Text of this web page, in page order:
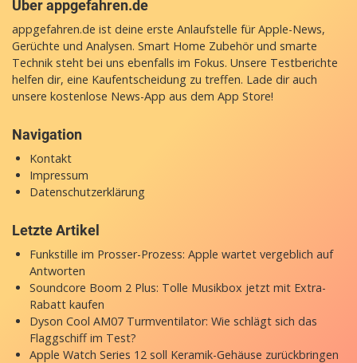
Über appgefahren.de
appgefahren.de ist deine erste Anlaufstelle für Apple-News,
Gerüchte und Analysen. Smart Home Zubehör und smarte
Technik steht bei uns ebenfalls im Fokus. Unsere Testberichte
helfen dir, eine Kaufentscheidung zu treffen. Lade dir auch
unsere kostenlose News-App aus dem App Store!
Navigation
Kontakt
Impressum
Datenschutzerklärung
Letzte Artikel
Funkstille im Prosser-Prozess: Apple wartet vergeblich auf
Antworten
Soundcore Boom 2 Plus: Tolle Musikbox jetzt mit Extra-
Rabatt kaufen
Dyson Cool AM07 Turmventilator: Wie schlägt sich das
Flaggschiff im Test?
Apple Watch Series 12 soll Keramik-Gehäuse zurückbringen